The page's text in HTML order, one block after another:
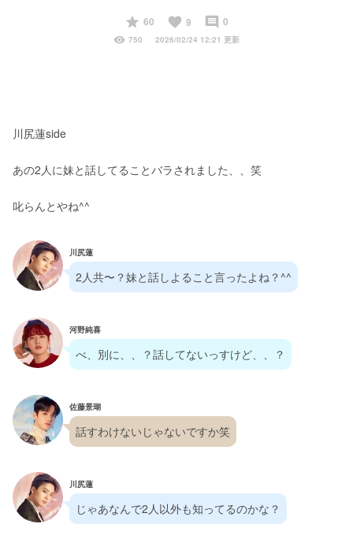
start
60 favorite 9 insert_comment 0
visibility 750 2026/02/24 12:21 更新
川尻蓮side
あの2人に妹と話してることバラされました、、笑
叱らんとやね^^
川尻蓮
2人共〜？妹と話しよること言ったよね？^^
河野純喜
べ、別に、、？話してないっすけど、、？
佐藤景瑚
話すわけないじゃないですか笑
川尻蓮
じゃあなんで2人以外も知ってるのかな？